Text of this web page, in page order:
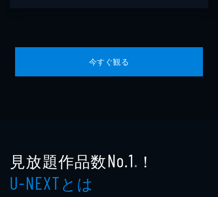
今すぐ観る
見放題作品数No.1 ※ ！
U-NEXTとは